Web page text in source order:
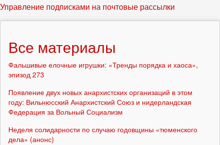
Управление подписками на почтовые рассылки
Все материалы
Фальшивые елочные игрушки: «Тренды порядка и хаоса»,
эпизод 273
Появление двух новых анархистских организаций в этом
году: Вильнюсский Анархистский Союз и нидерландская
Федерация за Вольный Социализм
Неделя солидарности по случаю годовщины «тюменского
дела» (анонс)